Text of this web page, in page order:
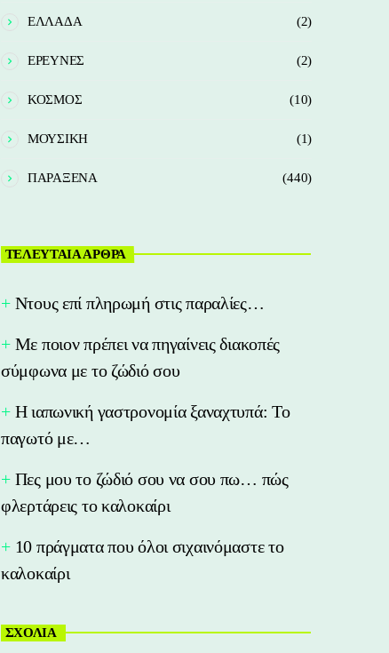
ΕΛΛΑΔΑ (2)
ΕΡΕΥΝΕΣ (2)
ΚΟΣΜΟΣ (10)
ΜΟΥΣΙΚΗ (1)
ΠΑΡΑΞΕΝΑ (440)
ΤΕΛΕΥΤΑΙΑ ΑΡΘΡΑ
Nτους επί πληρωμή στις παραλίες…
Με ποιον πρέπει να πηγαίνεις διακοπές
σύμφωνα με το ζώδιό σου
Η ιαπωνική γαστρονομία ξαναχτυπά: Το
παγωτό με…
Πες μου το ζώδιό σου να σου πω… πώς
φλερτάρεις το καλοκαίρι
10 πράγματα που όλοι σιχαινόμαστε το
καλοκαίρι
ΣΧΟΛΙΑ